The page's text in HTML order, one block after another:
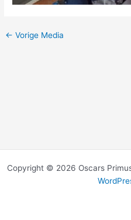
← Vorige Media
Copyright © 2026 Oscars